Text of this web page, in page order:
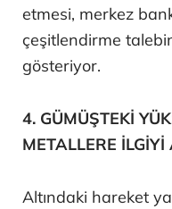
etmesi, merkez
çeşitlendirme
gösteriyor.
4. GÜMÜŞTEKİ
METALLERE
Altındaki hareket